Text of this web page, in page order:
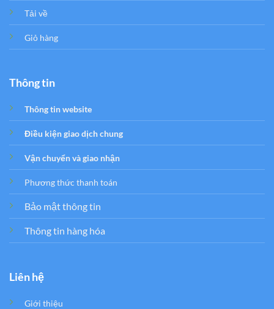
Tải về
Giỏ hàng
Thông tin
Thông tin website
Điều kiện giao dịch chung
Vận chuyển và giao nhận
Phương thức thanh toán
Bảo mật thông tin
Thông tin hàng hóa
Liên hệ
Giới thiệu